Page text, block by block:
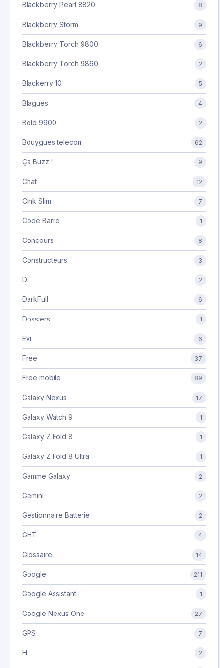
Blackberry Pearl 8820 8
Blackberry Storm 9
Blackberry Torch 9800 6
Blackberry Torch 9860 2
Blackerry 10 5
Blagues 4
Bold 9900 2
Bouygues telecom 62
Ça Buzz ! 9
Chat 12
Cink Slim 7
Code Barre 1
Concours 8
Constructeurs 3
D 2
DarkFull 6
Dossiers 1
Evi 6
Free 37
Free mobile 89
Galaxy Nexus 17
Galaxy Watch 9 1
Galaxy Z Fold 8 1
Galaxy Z Fold 8 Ultra 1
Gamme Galaxy 2
Gemini 2
Gestionnaire Batterie 2
GHT 4
Glossaire 14
Google 211
Google Assistant 1
Google Nexus One 27
GPS 7
H 2